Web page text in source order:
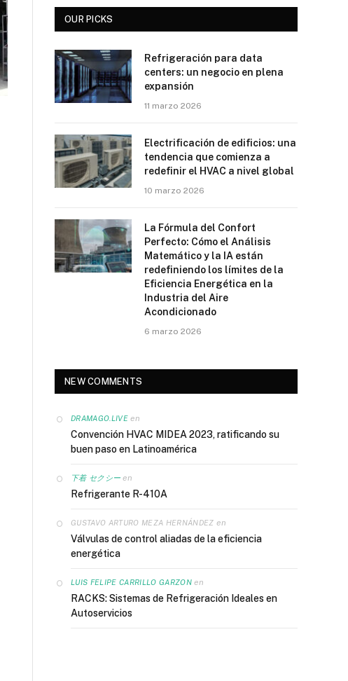
OUR PICKS
Refrigeración para data
centers: un negocio en plena
expansión
11 marzo 2026
Electrificación de edificios: una
tendencia que comienza a
redefinir el HVAC a nivel global
10 marzo 2026
La Fórmula del Confort
Perfecto: Cómo el Análisis
Matemático y la IA están
redefiniendo los límites de la
Eficiencia Energética en la
Industria del Aire
Acondicionado
6 marzo 2026
NEW COMMENTS
DRAMAGO.LIVEen
Convención HVAC MIDEA 2023, ratificando su
buen paso en Latinoamérica
下着 セクシー en
Refrigerante R-410A
GUSTAVO ARTURO MEZA HERNÁNDEZ en
Válvulas de control aliadas de la eficiencia
energética
LUIS FELIPE CARRILLO GARZONen
RACKS: Sistemas de Refrigeración Ideales en
Autoservicios